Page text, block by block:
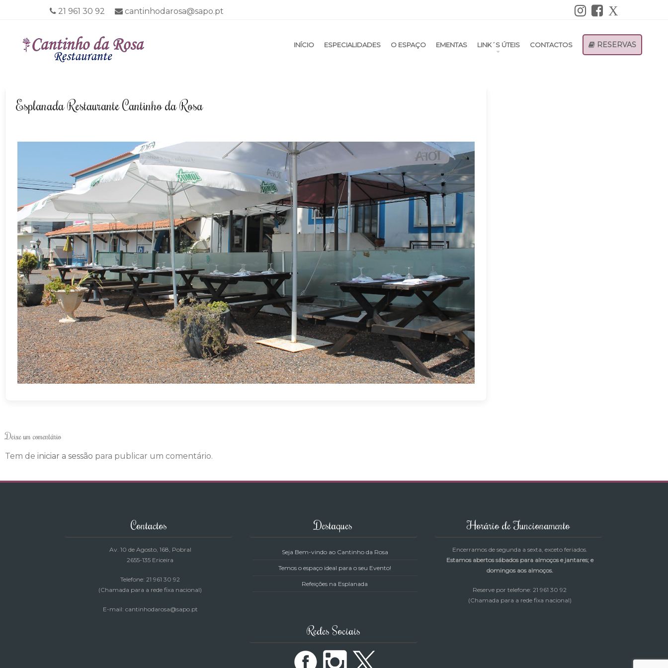
21 961 30 92 cantinhodarosa@sapo.pt
INÍCIO ESPECIALIDADES O ESPAÇO EMENTAS LINK´S ÚTEIS CONTACTOS RESERVAS
Esplanada Restaurante Cantinho da Rosa
Deixe um comentário
Tem de iniciar a sessão para publicar um comentário.
Contactos
Av. 10 de Agosto, 168, Pobral
2655-135 Ericeira
Telefone: 21 961 30 92
(Chamada para a rede fixa nacional)
E-mail: cantinhodarosa@sapo.pt
Destaques
Seja Bem-vindo ao Cantinho da Rosa
Temos o espaço ideal para o seu Evento!
Refeições na Esplanada
Redes Sociais
Horário de Funcionamento
Encerramos de segunda a sexta, exceto feriados.
Estamos abertos sábados para almoços e jantares; e
domingos aos almoços.
Reserve por telefone: 21 961 30 92
(Chamada para a rede fixa nacional)